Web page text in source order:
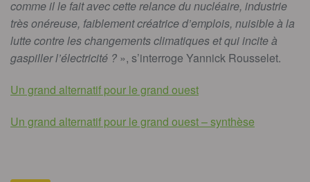
comme il le fait avec cette relance du nucléaire, industrie
très onéreuse, faiblement créatrice d’emplois, nuisible à la
lutte contre les changements climatiques et qui incite à
gaspiller l’électricité ? », s’interroge Yannick Rousselet.
Un grand alternatif pour le grand ouest
Un grand alternatif pour le grand ouest – synthèse